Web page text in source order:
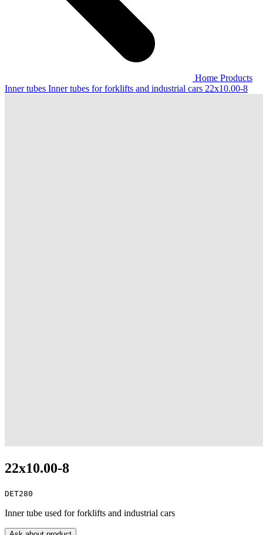
Home Products
Inner tubes Inner tubes for forklifts and industrial cars 22x10.00-8
22x10.00-8
DET280
Inner tube used for forklifts and industrial cars